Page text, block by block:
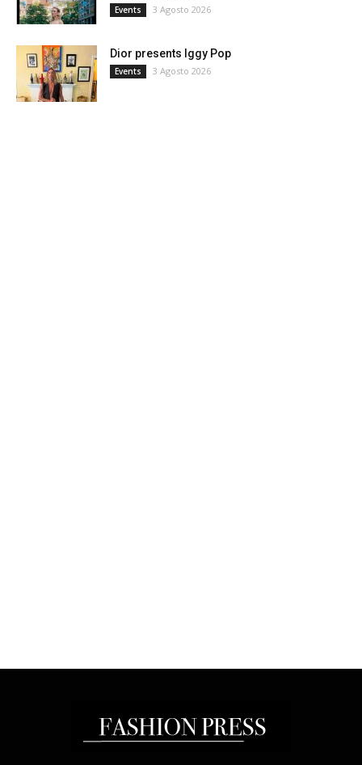
Events 3 Agosto 2026
Dior presents Iggy Pop
Events 3 Agosto 2026